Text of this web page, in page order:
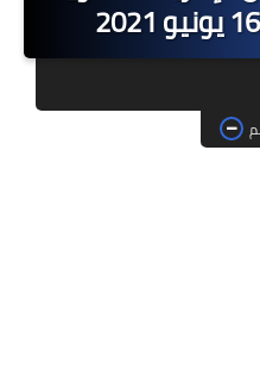
فروض وامتحانات
دلائل تربوية